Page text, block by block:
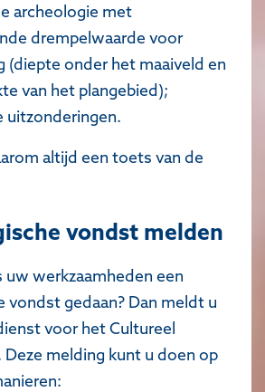
archeologie met
drempelwaarde voor
(diepte onder het maaiveld en
van het plangebied);
uitzonderingen.
altijd een toets van de
vondst melden
werkzaamheden een
vondst gedaan? Dan meldt u
voor het Cultureel
Deze melding kunt u doen op